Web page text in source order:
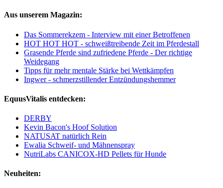
Aus unserem Magazin:
Das Sommerekzem - Interview mit einer Betroffenen
HOT HOT HOT - schweißtreibende Zeit im Pferdestall
Grasende Pferde sind zufriedene Pferde - Der richtige
Weidegang
Tipps für mehr mentale Stärke bei Wettkämpfen
Ingwer - schmerzstillender Entzündungshemmer
EquusVitalis entdecken:
DERBY
Kevin Bacon's Hoof Solution
NATUSAT natürlich Rein
Ewalia Schweif- und Mähnenspray
NutriLabs CANICOX-HD Pellets für Hunde
Neuheiten: